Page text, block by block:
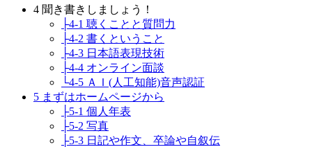
4 聞き書きしましょう！
├4-1 聴くことと質問力
├4-2 書くということ
├4-3 日本語表現技術
├4-4 オンライン面談
└4-5 ＡＩ(人工知能)音声認証
5 まずはホームページから
├5-1 個人年表
├5-2 写真
├5-3 日記や作文、卒論や自叙伝